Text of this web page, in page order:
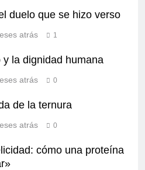
duelo que se hizo verso
atrás 1
la dignidad humana
atrás 0
de la ternura
atrás 0
cómo una proteína